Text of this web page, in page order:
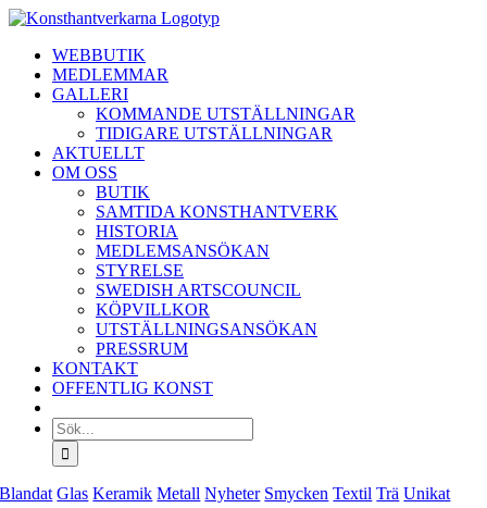
Fortsätt
innehålletWEBBUTIK
MEDLEMMAR
GALLERI
KOMMANDE UTSTÄLLNINGAR
TIDIGARE UTSTÄLLNINGAR
AKTUELLT
OM OSS
BUTIK
SAMTIDA KONSTHANTVERK
HISTORIA
MEDLEMSANSÖKAN
STYRELSE
SWEDISH ARTSCOUNCIL
KÖPVILLKOR
UTSTÄLLNINGSANSÖKAN
PRESSRUM
KONTAKT
OFFENTLIG KONST
Sök
efter:
Blandat Glas Keramik Metall Nyheter Smycken Textil Trä Unikat